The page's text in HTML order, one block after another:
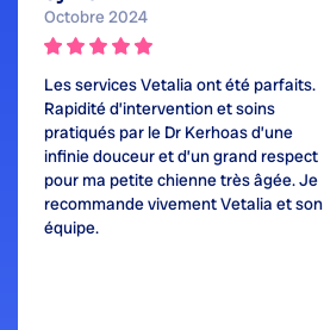
Octobre 2024
Les services Vetalia ont été parfaits.
Rapidité d’intervention et soins
pratiqués par le Dr Kerhoas d’une
infinie douceur et d’un grand respect
pour ma petite chienne très âgée. Je
recommande vivement Vetalia et son
équipe.